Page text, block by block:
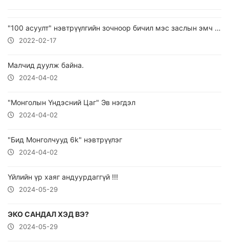
"100 асуулт" нэвтрүүлгийн зочноор бичил мэс заслын эмч Ганчангийн ИДЭР уригдан оролцлоо.
2022-02-17
Малчид дуулж байна.
2024-04-02
"Монголын Үндэсний Цаг" Эв нэгдэл
2024-04-02
"Бид Монголчууд 6k" нэвтрүүлэг
2024-04-02
Үйлийн үр хаяг андуурдаггүй !!!
2024-05-29
ЭКО САНДАЛ ХЭД ВЭ?
2024-05-29